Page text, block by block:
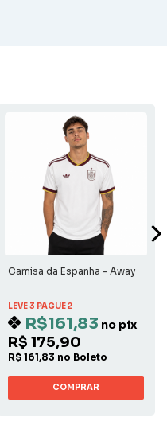
Camisa da Espanha - Away
LEVE 3 PAGUE 2
R$161,83 no pix
R$ 175,90
R$ 161,83 no Boleto
COMPRAR